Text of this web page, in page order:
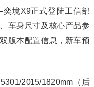
境X9正式登陆工信部
车身尺寸及核心产品参
版本配置信息，新车预
2015/1820mm（后